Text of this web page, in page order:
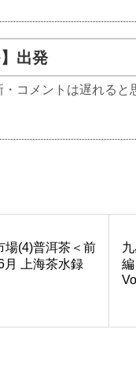
出発
コメントは遅れると
場(4)普洱茶＜前
月 上海茶水録